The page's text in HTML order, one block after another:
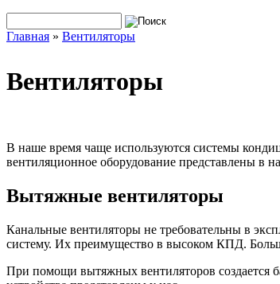
Форма поиска
Главная » Вентиляторы
Вентиляторы
В наше время чаще используются системы
вентиляционное оборудование представлены в
Вытяжные вентиляторы
Канальные вентиляторы не требовательны в
систему. Их преимущество в высоком КПД.
При помощи вытяжных вентиляторов создается